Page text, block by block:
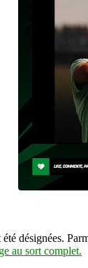
désignées.
au sort complet.